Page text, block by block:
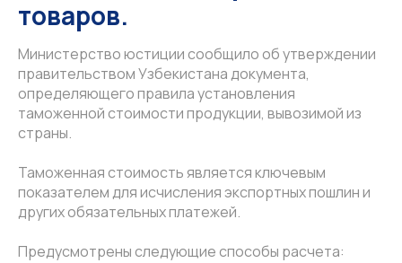
товаров.
Министерство юстиции сообщило об утверждении
правительством Узбекистана документа,
определяющего правила установления
таможенной стоимости продукции, вывозимой из
страны.
Таможенная стоимость является ключевым
показателем для исчисления экспортных пошлин и
других обязательных платежей.
Предусмотрены следующие способы расчета: